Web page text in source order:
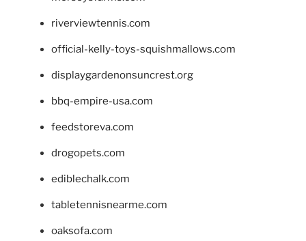
riverviewtennis.com
official-kelly-toys-squishmallows.com
displaygardenonsuncrest.org
bbq-empire-usa.com
feedstoreva.com
drogopets.com
ediblechalk.com
tabletennisnearme.com
oaksofa.com